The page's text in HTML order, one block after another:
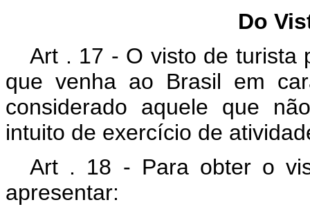
Do
Art . 17 - O visto de turista
que venha ao Brasil em
considerado aquele que
intuito de exercício de
Art . 18 - Para obter o
apresentar: